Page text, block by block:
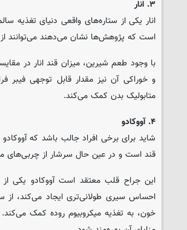
۳. انار
انار یکی از ستاره‌های واقعی دنیای تغذیه
است که پژوهش‌ها نشان می‌دهند می‌توانند
با وجود طعم شیرین، میزان قند انار در
و خوراکی آن نیز مقدار قابل توجهی فیبر
متابولیک بدن کمک می‌کند.
۴. آووکادو
شاید برای برخی افراد جالب باشد که
قند است و در عین حال سرشار از چربی‌های
این جراح قلب معتقد است آووکادو یکی
احساس سیری طولانی‌تری ایجاد می‌کند،
خون، به تغذیه میکروبیوم روده کمک